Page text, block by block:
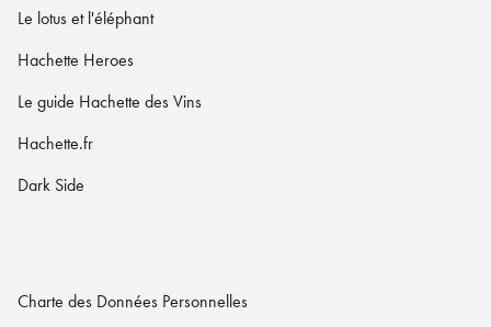
Le lotus et l'éléphant
Hachette Heroes
Le guide Hachette des Vins
Hachette.fr
Dark Side
Charte des Données Personnelles